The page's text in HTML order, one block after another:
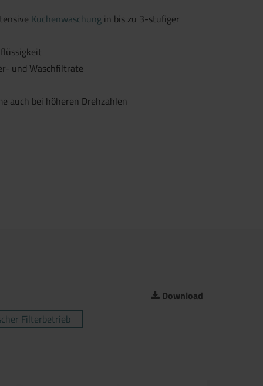
Kuchenwaschung in bis zu 3-stufiger
und Waschfiltrate
auch bei höheren Drehzahlen
Download
Filterbetrieb